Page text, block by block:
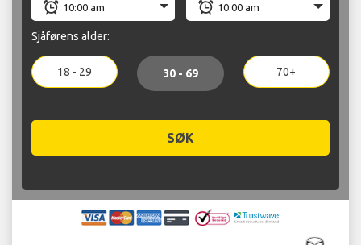
Sjåførens alder:
18 - 29 30 - 69 70+
SØK